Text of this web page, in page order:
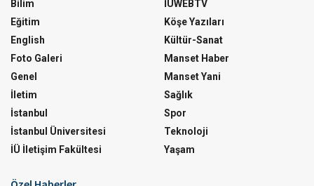
Bilim
Eğitim
English
Foto Galeri
Genel
İletim
İstanbul
İstanbul Üniversitesi
İÜ İletişim Fakültesi
İÜWEBTV
Köşe Yazıları
Kültür-Sanat
Manset Haber
Manset Yani
Sağlık
Spor
Teknoloji
Yaşam